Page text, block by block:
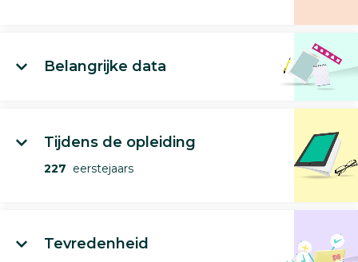
Belangrijke data
Tijdens de opleiding
227 eerstejaars
Tevredenheid